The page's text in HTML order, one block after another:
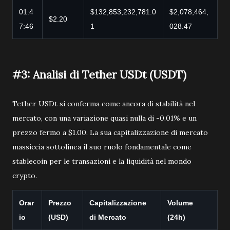
01:4
7:46
$2.20
$132,853,232,781.0
1
$2,078,464,
028.47
#3: Analisi di Tether USDt (USDT)
Tether USDt si conferma come ancora di stabilità nel
mercato, con una variazione quasi nulla di -0.01% e un
prezzo fermo a $1.00. La sua capitalizzazione di mercato
massiccia sottolinea il suo ruolo fondamentale come
stablecoin per le transazioni e la liquidità nel mondo
crypto.
Orar
io
Prezzo
(USD)
Capitalizzazione
di Mercato
Volume
(24h)